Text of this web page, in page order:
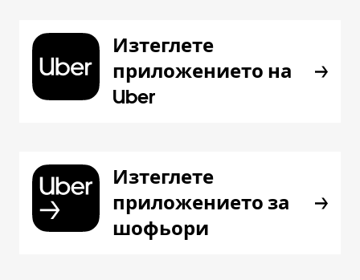
Изтеглете
приложението на
Uber
Изтеглете
приложението за
шофьори